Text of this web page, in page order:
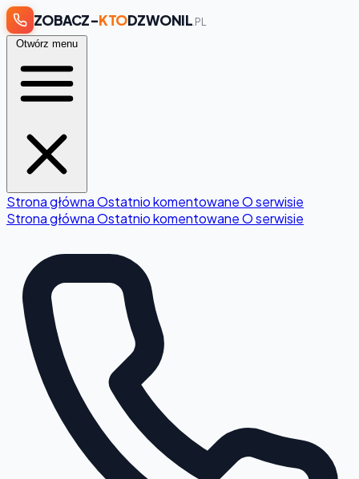
ZOBACZ-KTODZWONIL .PL
Otwórz menu
Strona głównaOstatnio komentowaneO serwisie
Strona głównaOstatnio komentowaneO serwisie